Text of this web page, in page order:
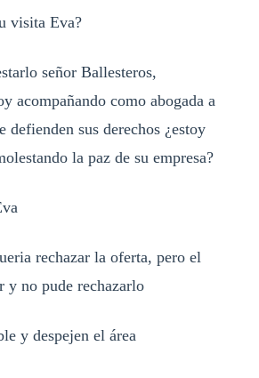
visita Eva?
señor Ballesteros,
acompañando como abogada a
defienden sus derechos ¿estoy
la paz de su empresa?
rechazar la oferta, pero el
y no pude rechazarlo
y despejen el área